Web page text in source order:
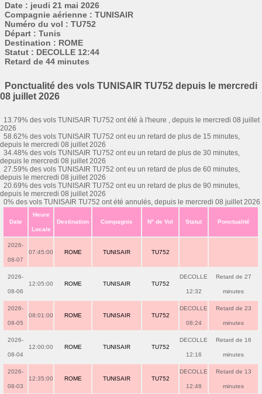
Date : jeudi 21 mai 2026
Compagnie aérienne : TUNISAIR
Numéro du vol : TU752
Départ : Tunis
Destination : ROME
Statut : DECOLLE 12:44
Retard de 44 minutes
Ponctualité des vols TUNISAIR TU752 depuis le mercredi
08 juillet 2026
13.79% des vols TUNISAIR TU752 ont été à l'heure , depuis le mercredi 08 juillet
2026
58.62% des vols TUNISAIR TU752 ont eu un retard de plus de 15 minutes,
depuis le mercredi 08 juillet 2026
34.48% des vols TUNISAIR TU752 ont eu un retard de plus de 30 minutes,
depuis le mercredi 08 juillet 2026
27.59% des vols TUNISAIR TU752 ont eu un retard de plus de 60 minutes,
depuis le mercredi 08 juillet 2026
20.69% des vols TUNISAIR TU752 ont eu un retard de plus de 90 minutes,
depuis le mercredi 08 juillet 2026
0% des vols TUNISAIR TU752 ont été annulés, depuis le mercredi 08 juillet 2026
Date
Heure
Locale
Destination Compagnie N° de Vol Statut Ponctualité
2026-
08-07
07:45:00 ROME TUNISAIR TU752
2026-
08-06
12:05:00 ROME TUNISAIR TU752
DECOLLE
12:32
Retard de 27
minutes
2026-
08-05
08:01:00 ROME TUNISAIR TU752
DECOLLE
08:24
Retard de 23
minutes
2026-
08-04
12:00:00 ROME TUNISAIR TU752
DECOLLE
12:16
Retard de 16
minutes
2026-
08-03
12:35:00 ROME TUNISAIR TU752
DECOLLE
12:48
Retard de 13
minutes